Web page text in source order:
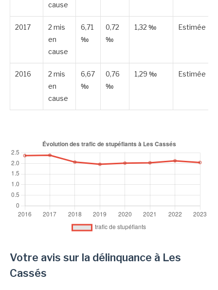
cause
2017
2 mis
en
cause
6,71
‰
0,72
‰
1,32 ‰ Estimée
2016
2 mis
en
cause
6,67
‰
0,76
‰
1,29 ‰ Estimée
Votre avis sur la délinquance à Les
Cassés